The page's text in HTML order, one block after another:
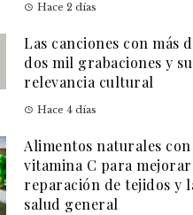
Hace 2 días
Las canciones con más
dos mil grabaciones y su
relevancia cultural
Hace 4 días
Alimentos naturales con
vitamina C para
reparación de tejidos y
salud general